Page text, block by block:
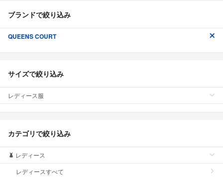
ブランドで絞り込み
QUEENS COURT
サイズで絞り込み
レディース服
カテゴリで絞り込み
レディース
レディースすべて